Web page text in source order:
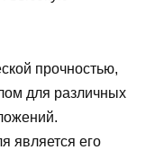
прочностью,
для различных
является его